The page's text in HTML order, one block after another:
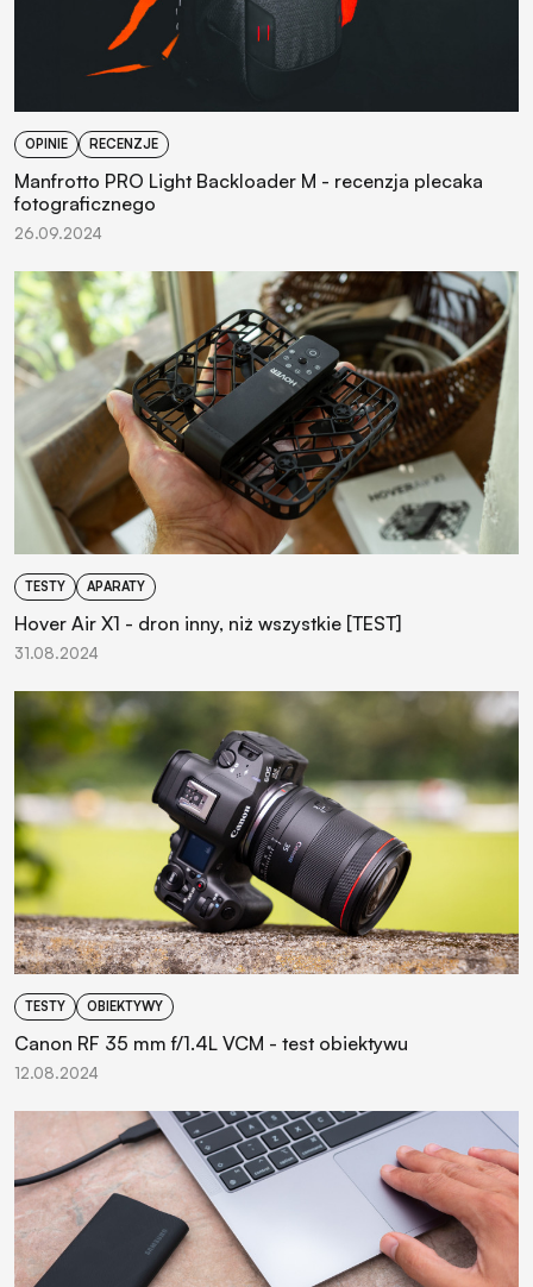
OPINIE RECENZJE
Manfrotto PRO Light Backloader M - recenzja plecaka
fotograficznego
26.09.2024
TESTY APARATY
Hover Air X1 - dron inny, niż wszystkie [TEST]
31.08.2024
TESTY OBIEKTYWY
Canon RF 35 mm f/1.4L VCM - test obiektywu
12.08.2024